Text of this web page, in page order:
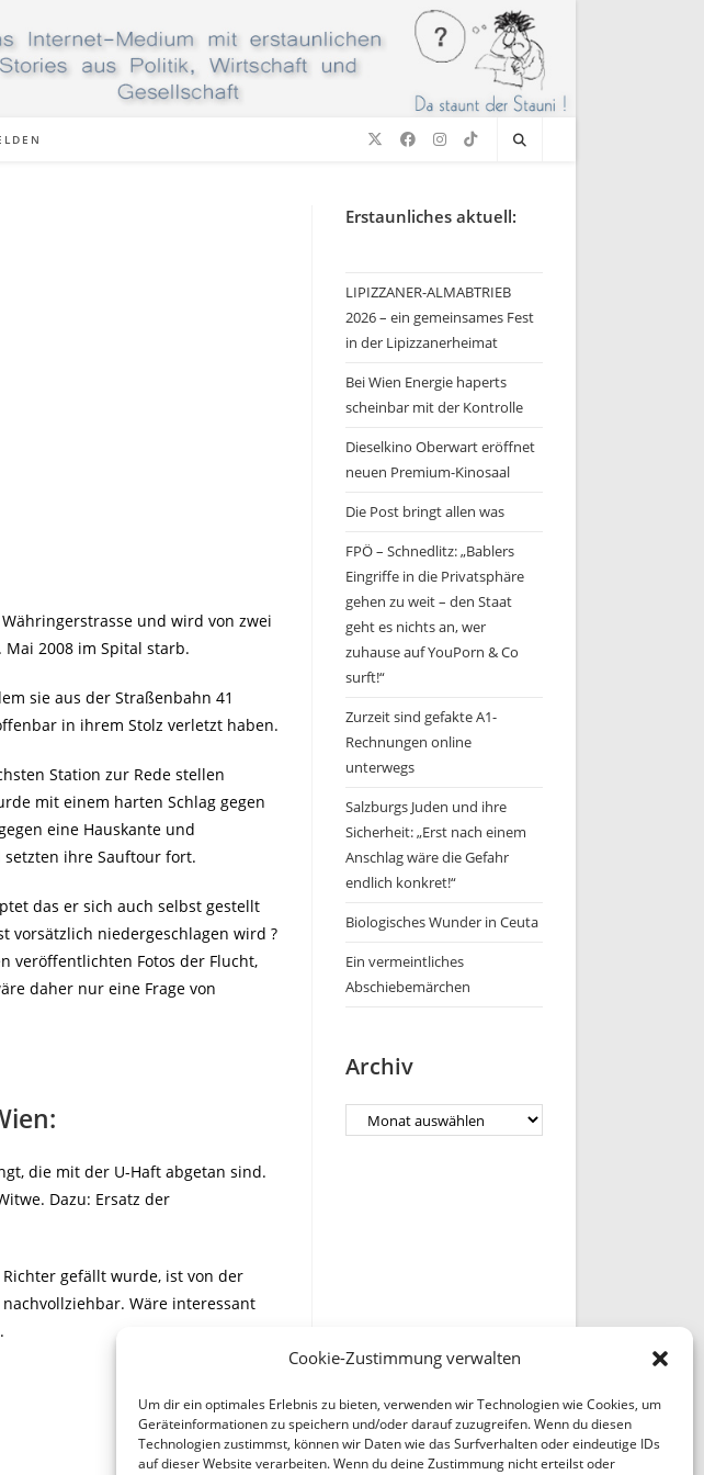
Cookie-Zustimmung verwalten
Um dir ein optimales Erlebnis zu bieten, verwenden wir Technologien wie Cookies, um
Geräteinformationen zu speichern und/oder darauf zuzugreifen. Wenn du diesen
Technologien zustimmst, können wir Daten wie das Surfverhalten oder eindeutige IDs
auf dieser Website verarbeiten. Wenn du deine Zustimmung nicht erteilst oder
und wird von zwei
2008 im Spital starb.
sie aus der Straßenbahn 41
in ihrem Stolz verletzt haben.
Station zur Rede stellen
mit einem harten Schlag gegen
eine Hauskante und
setzten ihre Sauftour fort.
das er sich auch selbst gestellt
vorsätzlich niedergeschlagen wird ?
veröffentlichten Fotos der Flucht,
daher nur eine Frage von
die mit der U-Haft abgetan sind.
Dazu: Ersatz der
gefällt wurde, ist von der
Wäre interessant
Erstaunliches aktuell:
LIPIZZANER-ALMABTRIEB
2026 – ein gemeinsames Fest
in der Lipizzanerheimat
Bei Wien Energie haperts
scheinbar mit der Kontrolle
Dieselkino Oberwart eröffnet
neuen Premium-Kinosaal
Die Post bringt allen was
FPÖ – Schnedlitz: „Bablers
Eingriffe in die Privatsphäre
gehen zu weit – den Staat
geht es nichts an, wer
zuhause auf YouPorn & Co
surft!“
Zurzeit sind gefakte A1-
Rechnungen online
unterwegs
Salzburgs Juden und ihre
Sicherheit: „Erst nach einem
Anschlag wäre die Gefahr
endlich konkret!“
Biologisches Wunder in Ceuta
Ein vermeintliches
Abschiebemärchen
Archiv
Archiv